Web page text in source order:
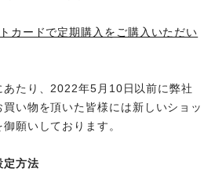
person 新規会員登録
カードで定期購入をご購入いただい
あたり、2022年5月10日以前に弊社
い物を頂いた皆様には新しいショッ
願いしております。
定方法